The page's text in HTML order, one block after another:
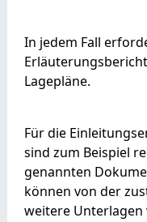
In jedem Fall
Lagepläne.
Für die
sind zum Beispiel
genannten
können von der
weitere